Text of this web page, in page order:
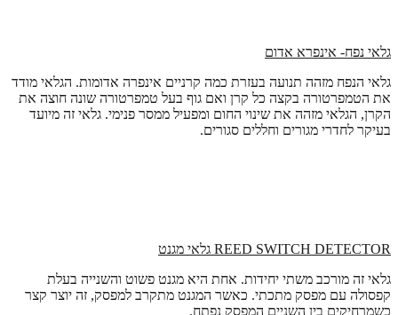
גלאי נפח- אינפרא אדום
גלאי הנפח מזהה תנועה בעזרת כמה קרניים אינפרה אדומות. הגלאי מודד
את הטמפרטורה בקצה כל קרן ואם גוף בעל טמפרטורה שונה חוצה את
הקרן, הגלאי מזהה את שינוי החום ומפעיל ממסר פנימי. גלאי זה מיועד
בעיקר לחדרי מגורים וחללים סגורים.
REED SWITCH DETECTOR גלאי מגנט
גלאי זה מורכב משתי יחידות. אחת היא מגנט פשוט והשנייה בעלת
קפסולה עם מפסק מתכתי. כאשר המגנט מתקרב למפסק, זה יוצר קצר
כשמרחיקים בין השניים המפסק נפתח.